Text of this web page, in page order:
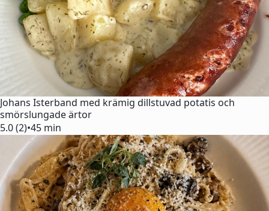
Johans Isterband med krämig dillstuvad potatis och
smörslungade ärtor
5.0 (2)•45 min